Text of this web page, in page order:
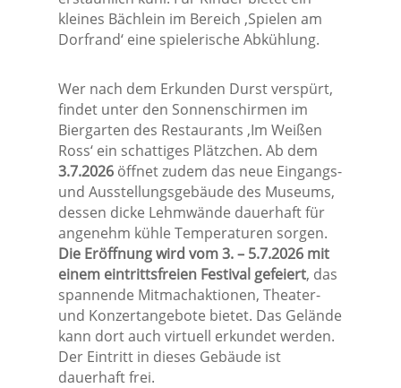
kleines Bächlein im Bereich ‚Spielen am
Dorfrand‘ eine spielerische Abkühlung.
Wer nach dem Erkunden Durst verspürt,
findet unter den Sonnenschirmen im
Biergarten des Restaurants ‚Im Weißen
Ross‘ ein schattiges Plätzchen. Ab dem
3.7.2026öffnet zudem das neue Eingangs-
und Ausstellungsgebäude des Museums,
dessen dicke Lehmwände dauerhaft für
angenehm kühle Temperaturen sorgen.
Die Eröffnung wird vom 3. – 5.7.2026 mit
einem eintrittsfreien Festival gefeiert, das
spannende Mitmachaktionen, Theater-
und Konzertangebote bietet. Das Gelände
kann dort auch virtuell erkundet werden.
Der Eintritt in dieses Gebäude ist
dauerhaft frei.